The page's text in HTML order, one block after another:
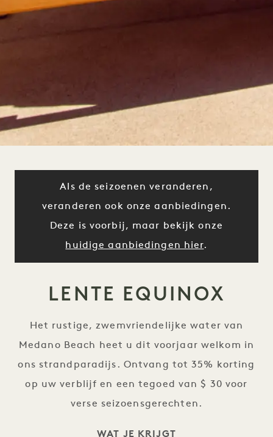
Als de seizoenen veranderen,
veranderen ook onze aanbiedingen.
Deze is voorbij, maar bekijk onze
huidige aanbiedingen hier.
LENTE EQUINOX
Het rustige, zwemvriendelijke water van
Medano Beach heet u dit voorjaar welkom in
ons strandparadijs. Ontvang tot 35% korting
op uw verblijf en een tegoed van $ 30 voor
verse seizoensgerechten.
WAT JE KRIJGT